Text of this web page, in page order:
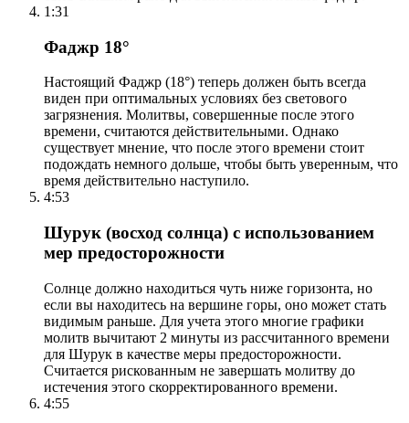
1:31
Фаджр 18°
Настоящий Фаджр (18°) теперь должен быть всегда
виден при оптимальных условиях без светового
загрязнения. Молитвы, совершенные после этого
времени, считаются действительными. Однако
существует мнение, что после этого времени стоит
подождать немного дольше, чтобы быть уверенным, что
время действительно наступило.
4:53
Шурук (восход солнца) с использованием
мер предосторожности
Солнце должно находиться чуть ниже горизонта, но
если вы находитесь на вершине горы, оно может стать
видимым раньше. Для учета этого многие графики
молитв вычитают 2 минуты из рассчитанного времени
для Шурук в качестве меры предосторожности.
Считается рискованным не завершать молитву до
истечения этого скорректированного времени.
4:55